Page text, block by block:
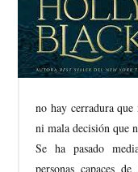
no hay cerradura
ni mala decisión que
Se ha pasado
personas capaces